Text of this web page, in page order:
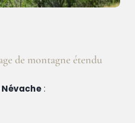
de montagne étendu
: